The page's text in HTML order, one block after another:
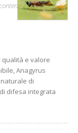
sponsorizzato
qualità e valore
Anagyrus
di
difesa integrata